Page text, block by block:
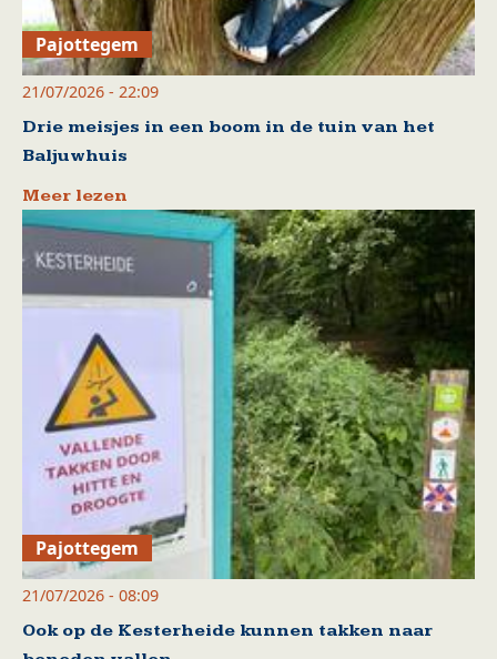
Pajottegem
21/07/2026 - 22:09
Drie meisjes in een boom in de tuin van het
Baljuwhuis
Meer lezen
Pajottegem
21/07/2026 - 08:09
Ook op de Kesterheide kunnen takken naar